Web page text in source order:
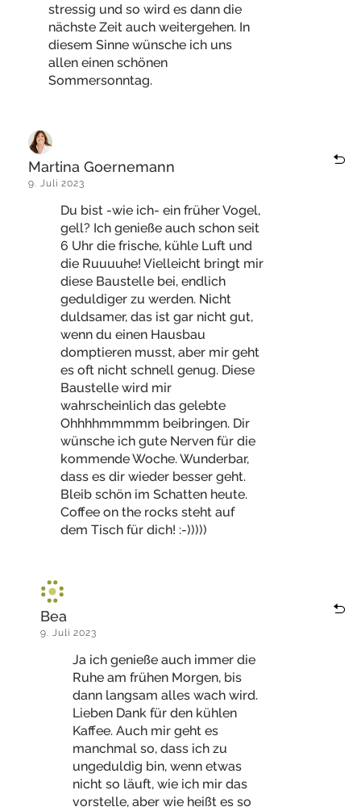
stressig und so wird es dann die
nächste Zeit auch weitergehen. In
diesem Sinne wünsche ich uns
allen einen schönen
Sommersonntag.
Martina Goernemann
9. Juli 2023
Du bist -wie ich- ein früher Vogel,
gell? Ich genieße auch schon seit
6 Uhr die frische, kühle Luft und
die Ruuuuhe! Vielleicht bringt mir
diese Baustelle bei, endlich
geduldiger zu werden. Nicht
duldsamer, das ist gar nicht gut,
wenn du einen Hausbau
domptieren musst, aber mir geht
es oft nicht schnell genug. Diese
Baustelle wird mir
wahrscheinlich das gelebte
Ohhhhmmmmm beibringen. Dir
wünsche ich gute Nerven für die
kommende Woche. Wunderbar,
dass es dir wieder besser geht.
Bleib schön im Schatten heute.
Coffee on the rocks steht auf
dem Tisch für dich! :-)))))
Bea
9. Juli 2023
Ja ich genieße auch immer die
Ruhe am frühen Morgen, bis
dann langsam alles wach wird.
Lieben Dank für den kühlen
Kaffee. Auch mir geht es
manchmal so, dass ich zu
ungeduldig bin, wenn etwas
nicht so läuft, wie ich mir das
vorstelle, aber wie heißt es so